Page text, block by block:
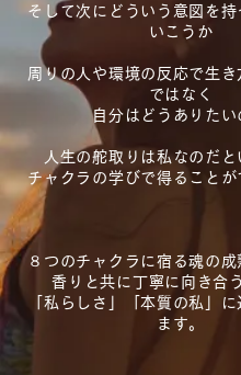
そして次にどういう意図を
いこうか
周りの人や環境の反応で生き
ではなく
自分はどうありたい
人生の舵取りは私なのだと
チャクラの学びで得ることが
８つのチャクラに宿る魂の
香りと共に丁寧に向き合
「私らしさ」「本質の私」
ます。